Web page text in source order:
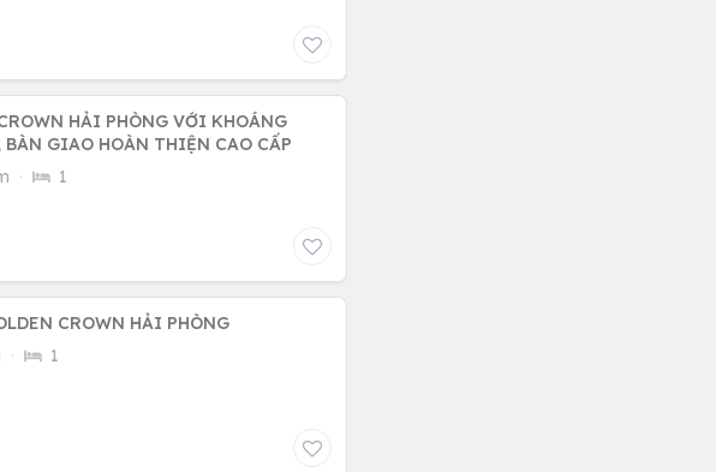
HẢI PHÒNG VỚI KHOÁNG
GIAO HOÀN THIỆN CAO CẤP
· 1
CROWN HẢI PHÒNG
· 1